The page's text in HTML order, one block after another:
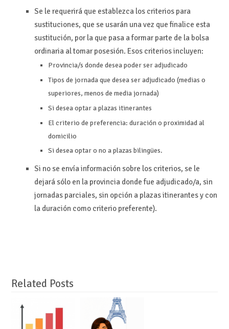
Se le requerirá que establezca los criterios para
sustituciones, que se usarán una vez que finalice esta
sustitución, por la que pasa a formar parte de la bolsa
ordinaria al tomar posesión. Esos criterios incluyen:
Provincia/s donde desea poder ser adjudicado
Tipos de jornada que desea ser adjudicado (medias o
superiores, menos de media jornada)
Si desea optar a plazas itinerantes
El criterio de preferencia: duración o proximidad al
domicilio
Si desea optar o no aplazas bilingües.
Si no se envía información sobre los criterios, se le
dejará sólo en la provincia donde fue adjudicado/a, sin
jornadas parciales, sin opción a plazas itinerantes y con
la duración como criterio preferente).
Related Posts